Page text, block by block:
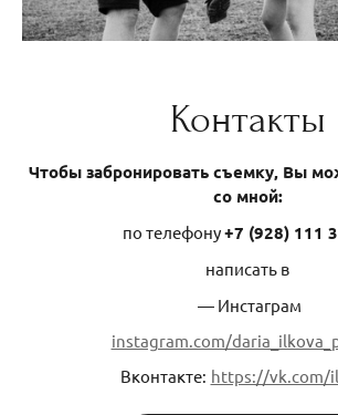
Контакты
Чтобы забронировать съемку, Вы
со мной:
по телефону+7 (928) 111
написать в
— Инстаграм
instagram.com/
Вконтакте: https://vk.com/